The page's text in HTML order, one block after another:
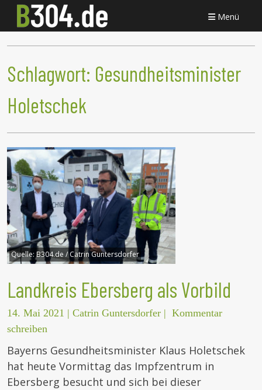
Menü
Schlagwort: Gesundheitsminister
Holetschek
Quelle: B304.de / Catrin Guntersdorfer
Landkreis Ebersberg als Vorbild
14. Mai 2021 | Catrin Guntersdorfer | Kommentar
schreiben
Bayerns Gesundheitsminister Klaus Holetschek
hat heute Vormittag das Impfzentrum in
Ebersberg besucht und sich bei dieser